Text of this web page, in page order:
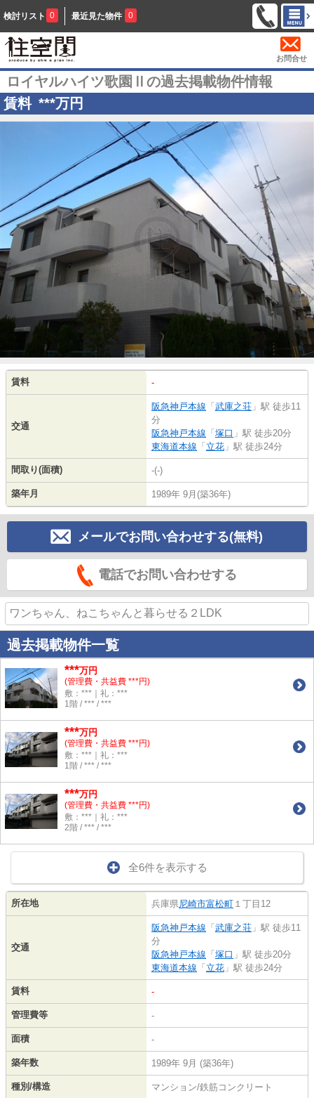
検討リスト 0 最近見た物件 0
お問合せ
ロイヤルハイツ歌園Ⅱの過去掲載物件情報
賃料 ***万円
賃料 -
交通
阪急神戸本線 「 武庫之荘 」駅 徒歩11
分
阪急神戸本線 「 塚口 」駅 徒歩20分
東海道本線 「 立花 」駅 徒歩24分
間取り(面積) -(-)
築年月 1989年 9月(築36年)
メールでお問い合わせする(無料)
電話でお問い合わせする
ワンちゃん、ねこちゃんと暮らせる２LDK
過去掲載物件一覧
***万円
(管理費・共益費 ***円)
敷：***｜礼：***
1階 / *** / ***
***万円
(管理費・共益費 ***円)
敷：***｜礼：***
1階 / *** / ***
***万円
(管理費・共益費 ***円)
敷：***｜礼：***
2階 / *** / ***
全6件を表示する
所在地 兵庫県尼崎市富松町 １丁目12
交通
阪急神戸本線 「 武庫之荘 」駅 徒歩11
分
阪急神戸本線 「 塚口 」駅 徒歩20分
東海道本線 「 立花 」駅 徒歩24分
賃料 -
管理費等 -
面積 -
築年数 1989年 9月 (築36年)
種別/構造 マンション/鉄筋コンクリート